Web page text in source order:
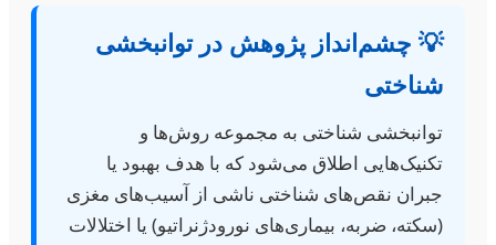
💡 چشم‌انداز پژوهش در توانبخشی
شناختی
توانبخشی شناختی به مجموعه روش‌ها و
تکنیک‌هایی اطلاق می‌شود که با هدف بهبود یا
جبران نقص‌های شناختی ناشی از آسیب‌های مغزی
(سکته، ضربه، بیماری‌های نورودژنراتیو) یا اختلالات